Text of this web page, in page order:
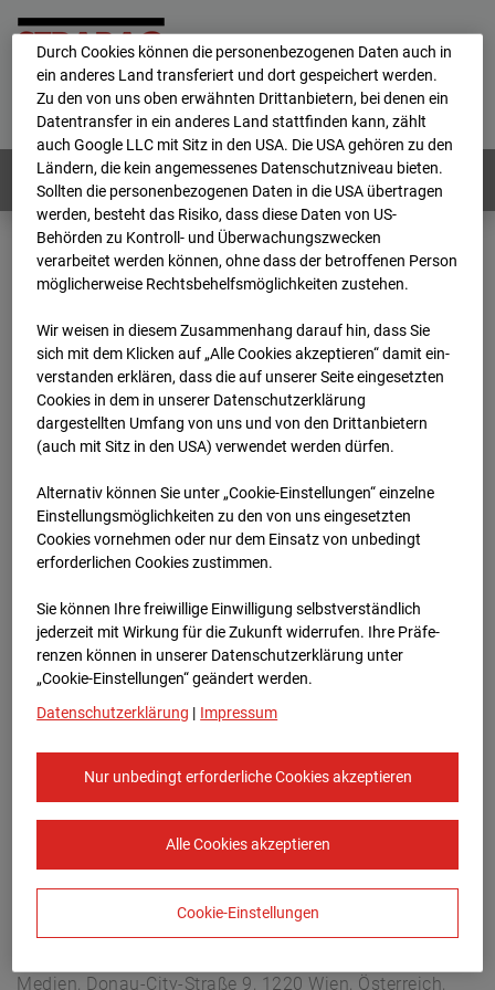
Home E-Mail Impressum
Login
Deutsch / English
Webcams: Alle Länder
Home
Deutschland
BC-126 - BV Bauhof-Areal Reutlingen
Archiv
2026
07 08 09:00
BC-126 - BV Bauhof-
Areal Reutlingen
Christophstraße 11, 72760 Reutlingen
Zur Übersicht
Europe/Berlin
Medien, Donau-City-Straße 9, 1220 Wien, Österreich,
Durch Cookies können die personenbezogenen Daten auch in
ein anderes Land transferiert und dort gespeichert werden.
Zu den von uns oben erwähnten Drittanbietern, bei denen ein
Datentransfer in ein anderes Land stattfinden kann, zählt
auch Google LLC mit Sitz in den USA. Die USA gehören zu den
Ländern, die kein angemessenes Datenschutzniveau bieten.
Sollten die personenbezogenen Daten in die USA übertragen
werden, besteht das Risiko, dass diese Daten von US-
Behörden zu Kontroll- und Überwachungszwecken
verarbeitet werden können, ohne dass der betroffenen Person
möglicherweise Rechtsbehelfsmöglichkeiten zustehen.
Wir weisen in diesem Zusammenhang darauf hin, dass Sie
sich mit dem Klicken auf „Alle Cookies akzeptieren“ damit ein­
ver­standen erklären, dass die auf unserer Seite eingesetzten
Cookies in dem in unserer Datenschutzerklärung
dargestellten Umfang von uns und von den Drittanbietern
(auch mit Sitz in den USA) verwendet werden dürfen.
Alternativ können Sie unter „Cookie-Einstellungen“ einzelne
Einstellungsmöglichkeiten zu den von uns eingesetzten
Cookies vornehmen oder nur dem Einsatz von unbedingt
erforderlichen Cookies zustimmen.
Sie können Ihre freiwillige Einwilligung selbstverständlich
jederzeit mit Wirkung für die Zukunft widerrufen. Ihre Prä­fe­
renzen können in unserer Datenschutzerklärung unter
„Cookie-Einstellungen“ geändert werden.
Datenschutzerklärung | Impressum
Nur unbedingt erforderliche Cookies akzeptieren
Alle Cookies akzeptieren
Cookie-Einstellungen